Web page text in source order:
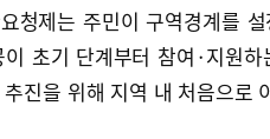
청제는 주민이 구역경계를
초기 단계부터 참여·지원
진을 위해 지역 내 처음으로